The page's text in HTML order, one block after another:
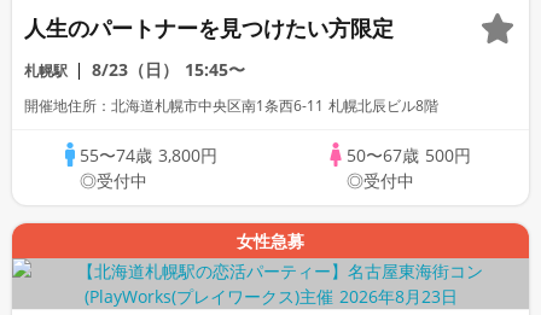
人生のパートナーを見つけたい方限定
札幌駅 8/23（日） 15:45〜
開催地住所：北海道札幌市中央区南1条西6-11 札幌北辰ビル8階
55〜74歳 3,800円
◎受付中
50〜67歳 500円
◎受付中
女性急募